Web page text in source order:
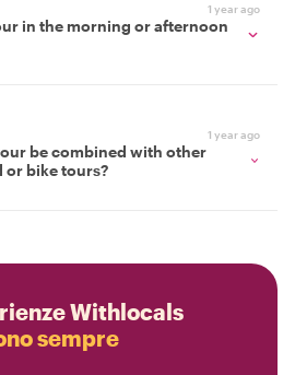
1 year ago
in the morning or afternoon
1 year ago
be combined with other
or bike tours?
Withlocals
sempre